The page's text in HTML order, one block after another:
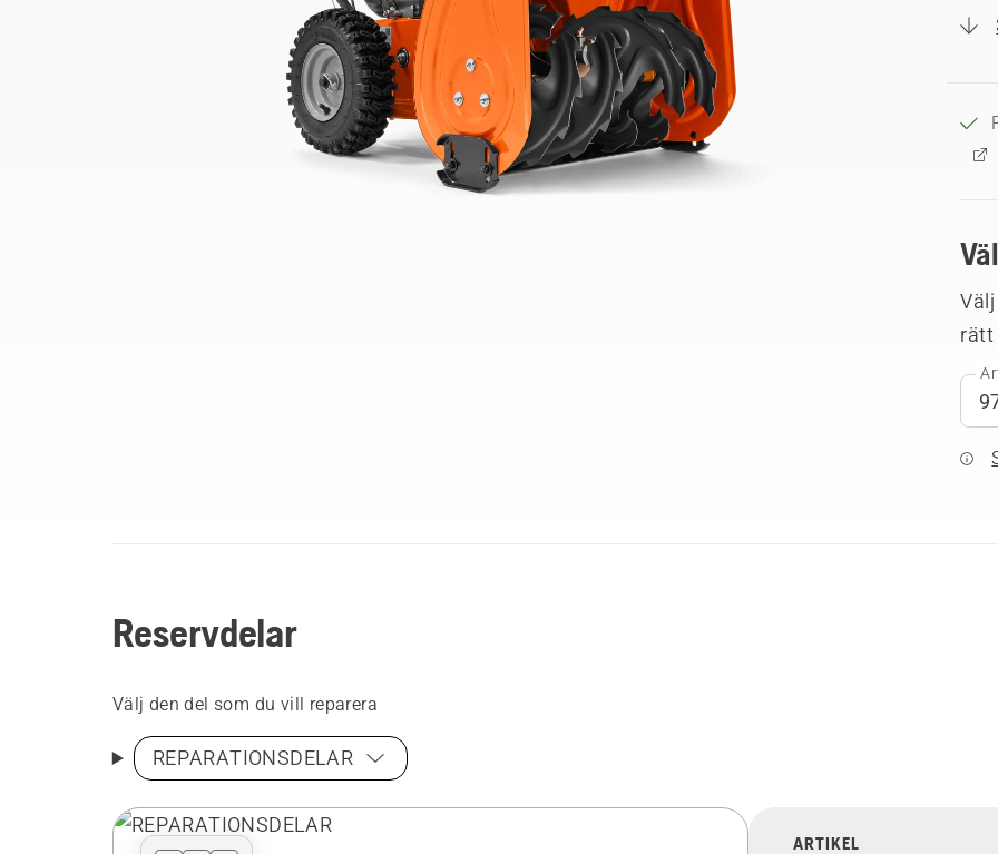
rätt
Reservdelar
Välj den del som du vill reparera
REPARATIONSDELAR
ARTIKEL